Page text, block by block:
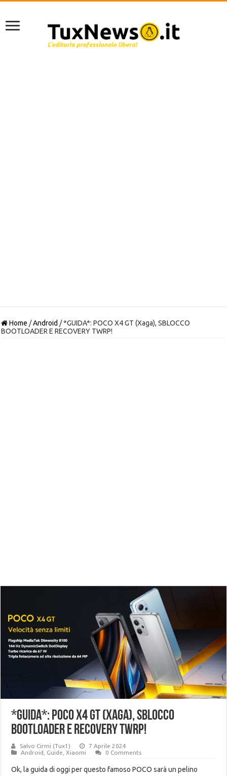
Home /Android /*GUIDA*: POCO X4 GT (Xaga), SBLOCCO
BOOTLOADER E RECOVERY TWRP!
*GUIDA*: POCO X4 GT (Xaga), SBLOCCO
BOOTLOADER E RECOVERY TWRP!
Salvo Cirmi (Tux1)
7 Aprile 2024
Android
Guide ,Xiaomi 0 Comments
Ok, la guida di oggi per questo famoso POCO sarà un pelino